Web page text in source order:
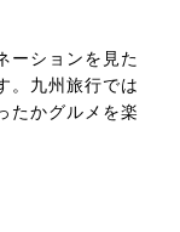
ーションを見た
。九州旅行では
たかグルメを楽